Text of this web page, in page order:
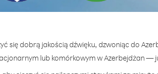
się dobrą jakością dźwięku, dzwoniąc do
lub komórkowym w Azerbejdżan —